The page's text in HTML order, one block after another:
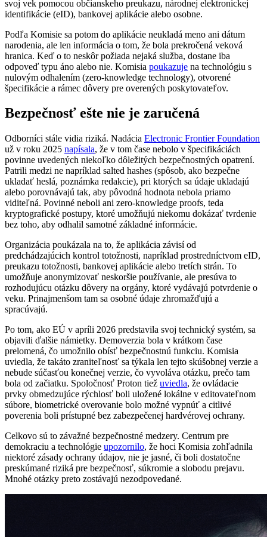
svoj vek pomocou občianskeho preukazu, národnej elektronickej
identifikácie (eID), bankovej aplikácie alebo osobne.
Podľa Komisie sa potom do aplikácie neukladá meno ani dátum
narodenia, ale len informácia o tom, že bola prekročená veková
hranica. Keď o to neskôr požiada nejaká služba, dostane iba
odpoveď typu áno alebo nie. Komisia poukazuje na technológiu s
nulovým odhalením (zero-knowledge technology), otvorené
špecifikácie a rámec dôvery pre overených poskytovateľov.
Bezpečnosť ešte nie je zaručená
Odborníci stále vidia riziká. Nadácia Electronic Frontier Foundation
už v roku 2025 napísala, že v tom čase nebolo v špecifikáciách
povinne uvedených niekoľko dôležitých bezpečnostných opatrení.
Patrili medzi ne napríklad salted hashes (spôsob, ako bezpečne
ukladať heslá, poznámka redakcie), pri ktorých sa údaje ukladajú
alebo porovnávajú tak, aby pôvodná hodnota nebola priamo
viditeľná. Povinné neboli ani zero-knowledge proofs, teda
kryptografické postupy, ktoré umožňujú niekomu dokázať tvrdenie
bez toho, aby odhalil samotné základné informácie.
Organizácia poukázala na to, že aplikácia závisí od
predchádzajúcich kontrol totožnosti, napríklad prostredníctvom eID,
preukazu totožnosti, bankovej aplikácie alebo tretích strán. To
umožňuje anonymizovať neskoršie používanie, ale presúva to
rozhodujúcu otázku dôvery na orgány, ktoré vydávajú potvrdenie o
veku. Prinajmenšom tam sa osobné údaje zhromažďujú a
spracúvajú.
Po tom, ako EÚ v apríli 2026 predstavila svoj technický systém, sa
objavili ďalšie námietky. Demoverzia bola v krátkom čase
prelomená, čo umožnilo obísť bezpečnostnú funkciu. Komisia
uviedla, že takáto zraniteľnosť sa týkala len tejto skúšobnej verzie a
nebude súčasťou konečnej verzie, čo vyvoláva otázku, prečo tam
bola od začiatku. Spoločnosť Proton tiež uviedla, že ovládacie
prvky obmedzujúce rýchlosť boli uložené lokálne v editovateľnom
súbore, biometrické overovanie bolo možné vypnúť a citlivé
poverenia boli prístupné bez zabezpečenej hardvérovej ochrany.
Celkovo sú to závažné bezpečnostné medzery. Centrum pre
demokraciu a technológie upozornilo, že hoci Komisia zohľadnila
niektoré zásady ochrany údajov, nie je jasné, či boli dostatočne
preskúmané riziká pre bezpečnosť, súkromie a slobodu prejavu.
Mnohé otázky preto zostávajú nezodpovedané.